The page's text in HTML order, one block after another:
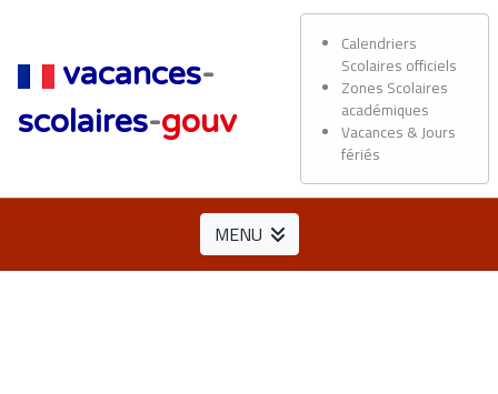
vacances-
scolaires-gouv
Calendriers
Scolaires officiels
Zones Scolaires
académiques
Vacances & Jours
fériés
MENU